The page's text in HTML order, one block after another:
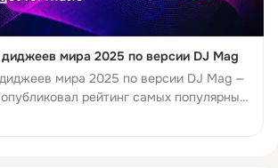
мира 2025 по версии DJ Mag
мира 2025 по версии DJ Mag —
рейтинг самых популярных
году.